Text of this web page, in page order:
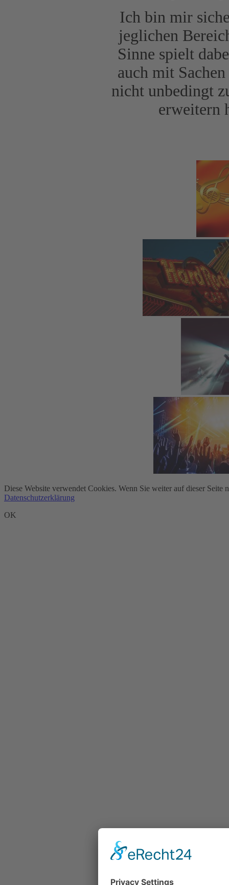
Ich bin mir
jeglichen
Sinne spielt
auch mit
nicht unbedingt
erweitern
Diese Website verwendet Cookies. Wenn Sie weiter auf dieser
Datenschutzerklärung
OK